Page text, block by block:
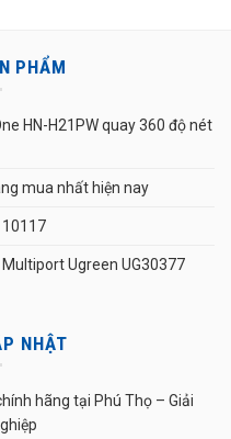
PHẨM
HN-H21PW quay 360 độ nét
mua nhất hiện nay
10117
Ugreen UG30377
NHẬT
hãng tại Phú Thọ – Giải